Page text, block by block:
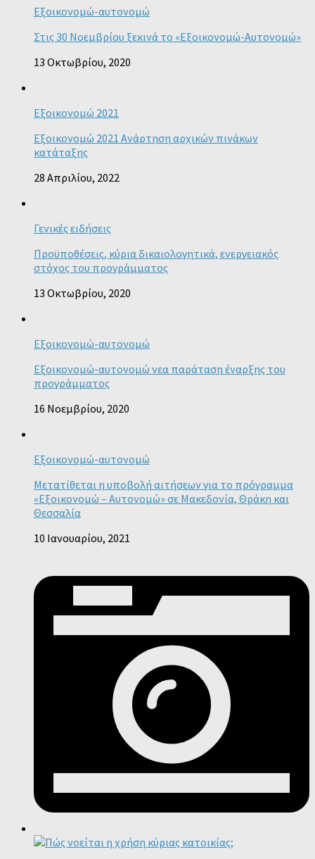
Εξοικονομώ-αυτονομώ
Στις 30 Νοεμβρίου ξεκινά το «Εξοικονομώ-Αυτονομώ»
13 Οκτωβρίου, 2020
Εξοικονομώ 2021
Εξοικονομώ 2021 Ανάρτηση αρχικών πινάκων
κατάταξης
28 Απριλίου, 2022
Γενικές ειδήσεις
Προϋποθέσεις, κύρια δικαιολογητικά, ενεργειακός
στόχος του προγράμματος
13 Οκτωβρίου, 2020
Εξοικονομώ-αυτονομώ
Εξοικονομώ-αυτονομώ νεα παράταση έναρξης του
προγράμματος
16 Νοεμβρίου, 2020
Εξοικονομώ-αυτονομώ
Μετατίθεται η υποβολή αιτήσεων για το πρόγραμμα
«Εξοικονομώ – Αυτονομώ» σε Μακεδονία, Θράκη και
Θεσσαλία
10 Ιανουαρίου, 2021